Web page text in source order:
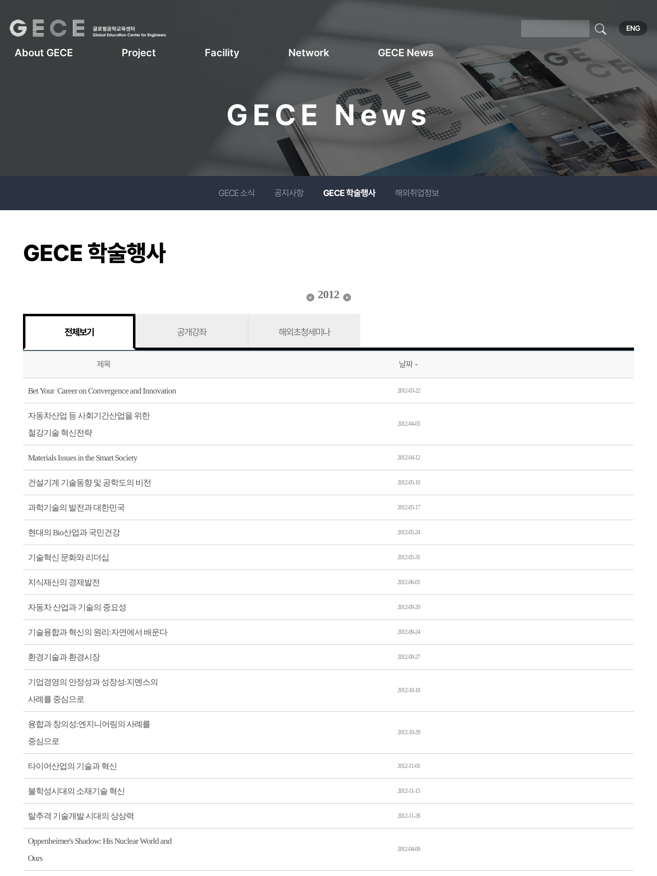
GECE News
GECE 소식 공지사항 GECE 학술행사 해외취업정보
GECE 학술행사
2012
전체보기 공개강좌 해외초청세미나
제목 날짜
Bet Your Career on Convergence and Innovation 2012-03-22
자동차산업 등 사회기간산업을 위한
철강기술 혁신전략
2012-04-05
Materials Issues in the Smart Society 2012-04-12
건설기계 기술동향 및 공학도의 비전 2012-05-10
과학기술의 발전과 대한민국 2012-05-17
현대의 Bio산업과 국민건강 2012-05-24
기술혁신 문화와 리더십 2012-05-31
지식재산의 경제발전 2012-06-01
자동차 산업과 기술의 중요성 2012-09-20
기술융합과 혁신의 원리:자연에서 배운다 2012-09-24
환경기술과 환경시장 2012-09-27
기업경영의 안정성과 성장성:지멘스의
사례를 중심으로
2012-10-18
융합과 창의성:엔지니어링의 사례를
중심으로
2012-10-29
타이어산업의 기술과 혁신 2012-11-01
불학성시대의 소재기술 혁신 2012-11-15
탈추격 기술개발 시대의 상상력 2012-11-26
Oppenheimer's Shadow: His Nuclear World and
Ours
2012-04-09
About GECE Project Facility Network GECE News
ENG